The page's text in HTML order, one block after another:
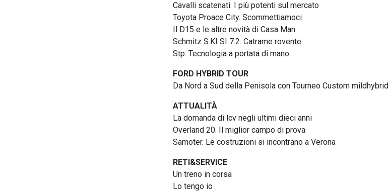
Cavalli scatenati. I più potenti sul mercato
Toyota Proace City. Scommettiamoci
Il D15 e le altre novità di Casa Man
Schmitz S.KI SI 7.2. Catrame rovente
Stp. Tecnologia a portata di mano
FORD HYBRID TOUR
Da Nord a Sud della Penisola con Tourneo Custom mildhybrid
ATTUALITÀ
La domanda di lcv negli ultimi dieci anni
Overland 20. Il miglior campo di prova
Samoter. Le costruzioni si incontrano a Verona
RETI&SERVICE
Un treno in corsa
Lo tengo io